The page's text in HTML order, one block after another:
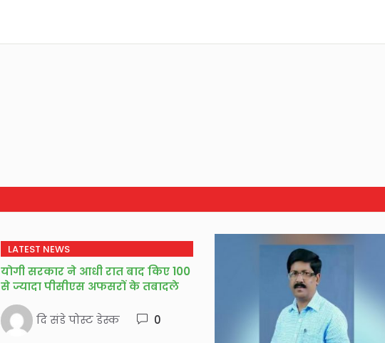
LATEST NEWS
योगी सरकार ने आधी रात बाद किए 100
से ज्यादा पीसीएस अफसरों के तबादले
दि संडे पोस्ट डेस्क 0